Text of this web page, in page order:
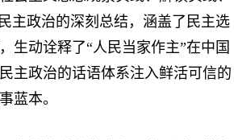
主政治的深刻总结，涵盖了民主选
生动诠释了“人民当家作主”在中国
主政治的话语体系注入鲜活可信的
蓝本。